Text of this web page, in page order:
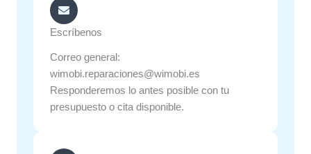
Escríbenos
Correo general:
wimobi.reparaciones@wimobi.es
Responderemos lo antes posible con tu
presupuesto o cita disponible.